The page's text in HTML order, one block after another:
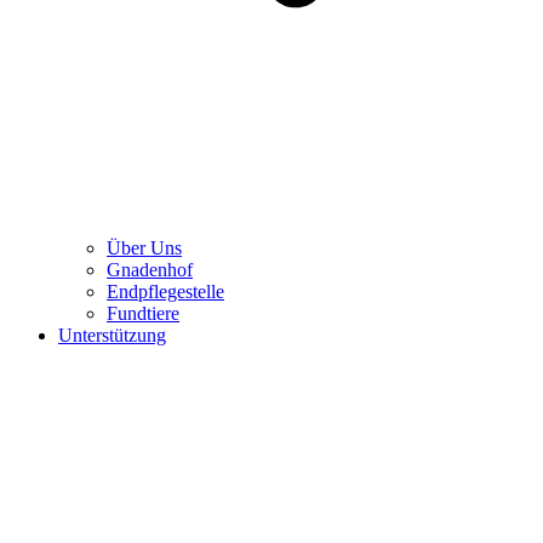
Über Uns
Gnadenhof
Endpflegestelle
Fundtiere
Unterstützung